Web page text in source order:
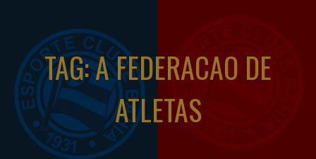
TAG: A FEDERACAO DE
ATLETAS